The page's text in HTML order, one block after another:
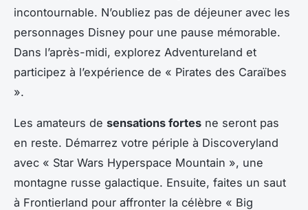
incontournable. N’oubliez pas de déjeuner avec les
personnages Disney pour une pause mémorable.
Dans l’après-midi, explorez Adventureland et
participez à l’expérience de « Pirates des Caraïbes
».
Les amateurs de sensations fortes ne seront pas
en reste. Démarrez votre périple à Discoveryland
avec « Star Wars Hyperspace Mountain », une
montagne russe galactique. Ensuite, faites un saut
à Frontierland pour affronter la célèbre « Big